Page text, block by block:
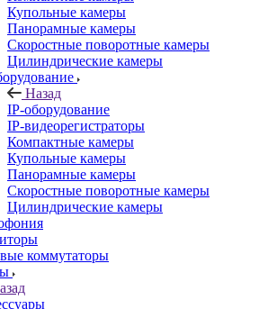
Купольные камеры
Панорамные камеры
Скоростные поворотные камеры
Цилиндрические камеры
Назад
IP-оборудование
IP-видеорегистраторы
Компактные камеры
Купольные камеры
Панорамные камеры
Скоростные поворотные камеры
Цилиндрические камеры
коммутаторы